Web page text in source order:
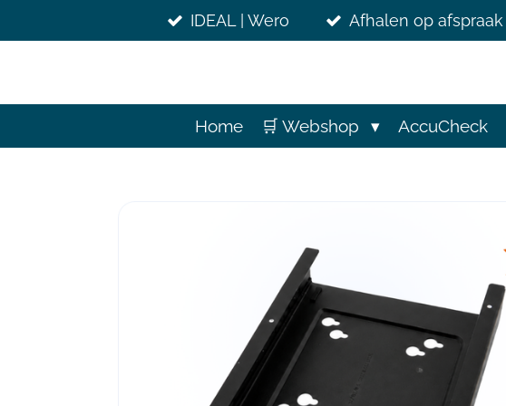
direct
IDEAL | Wero Afhalen op afspraak
Home 🛒 Webshop AccuCheck